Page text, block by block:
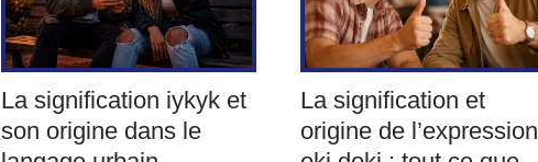
La signification iykyk et
son origine dans le
La signification et
origine de l’expression